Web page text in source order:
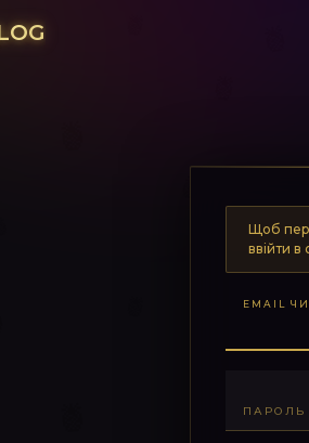
Щоб
ввійти в
EMAIL
ПАРОЛЬ